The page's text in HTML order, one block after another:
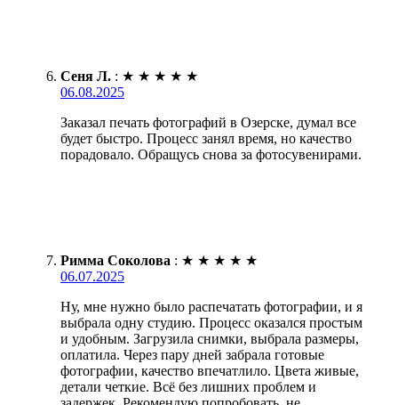
Сеня Л. : ★ ★ ★ ★ ★
06.08.2025
Заказал печать фотографий в Озерске, думал все
будет быстро. Процесс занял время, но качество
порадовало. Обращусь снова за фотосувенирами.
Римма Соколова : ★ ★ ★ ★ ★
06.07.2025
Ну, мне нужно было распечатать фотографии, и я
выбрала одну студию. Процесс оказался простым
и удобным. Загрузила снимки, выбрала размеры,
оплатила. Через пару дней забрала готовые
фотографии, качество впечатлило. Цвета живые,
детали четкие. Всё без лишних проблем и